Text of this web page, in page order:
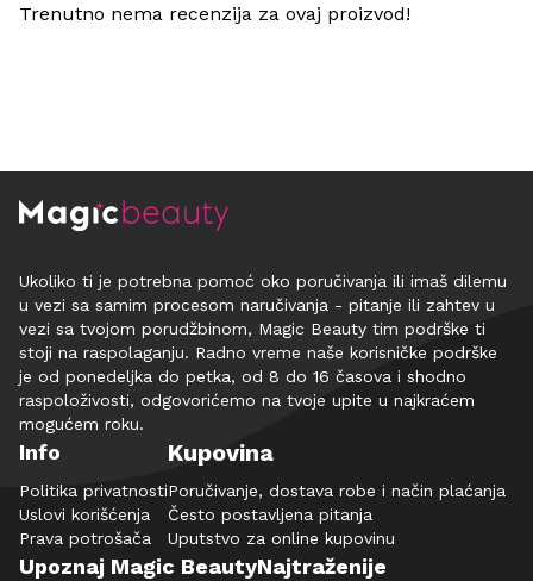
Trenutno nema recenzija za ovaj proizvod!
Ukoliko ti je potrebna pomoć oko poručivanja ili imaš dilemu
u vezi sa samim procesom naručivanja - pitanje ili zahtev u
vezi sa tvojom porudžbinom, Magic Beauty tim podrške ti
stoji na raspolaganju. Radno vreme naše korisničke podrške
je od ponedeljka do petka, od 8 do 16 časova i shodno
raspoloživosti, odgovorićemo na tvoje upite u najkraćem
mogućem roku.
Info
Politika privatnosti
Uslovi korišćenja
Prava potrošača
Kupovina
Poručivanje, dostava robe i način plaćanja
Često postavljena pitanja
Uputstvo za online kupovinu
Upoznaj Magic BeautyNajtraženije